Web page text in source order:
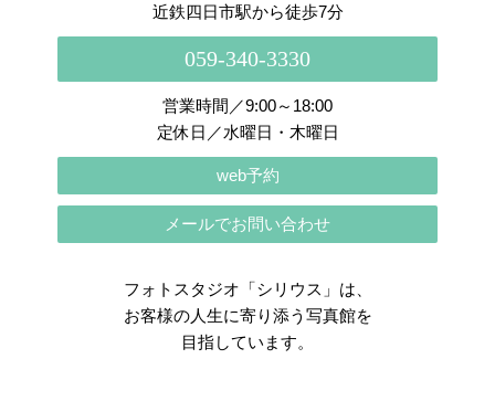
近鉄四日市駅から徒歩7分
059-340-3330
営業時間／9:00～18:00
定休日／水曜日・木曜日
web予約
メールでお問い合わせ
フォトスタジオ「シリウス」は、
お客様の人生に寄り添う写真館を
目指しています。